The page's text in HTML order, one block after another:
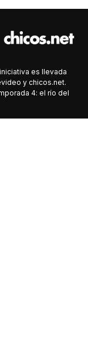
es llevada
y chicos.net.
4: el río del